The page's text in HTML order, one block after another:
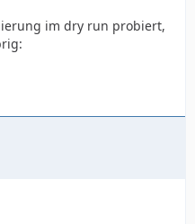
im dry run probiert,